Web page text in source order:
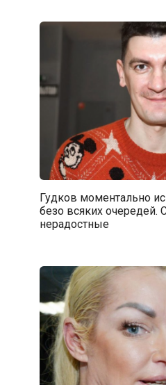
Гудков моментально
безо всяких очередей.
нерадостные